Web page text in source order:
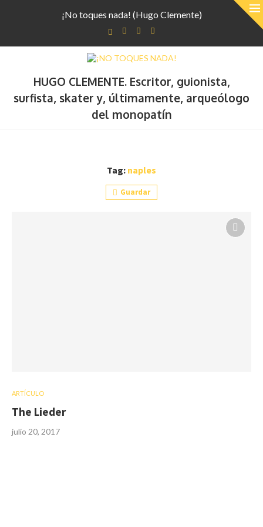
¡No toques nada! (Hugo Clemente)
HUGO CLEMENTE. Escritor, guionista,
surfista, skater y, últimamente, arqueólogo
del monopatín
Tag: naples
Guardar
ARTÍCULO
The Lieder
julio 20, 2017